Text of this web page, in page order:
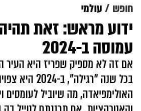
חופש עולמי
ידוע מראש: זאת
עמוסה ב-2024
אם זה לא מספיק שפריז היא העיר
בכל שנה "רגילה",
האולימפיאדה, מה שיוביל לעומסים